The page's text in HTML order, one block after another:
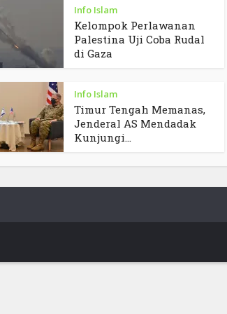
Info Islam
Kelompok Perlawanan
Palestina Uji Coba Rudal
di Gaza
Info Islam
Timur Tengah Memanas,
Jenderal AS Mendadak
Kunjungi...